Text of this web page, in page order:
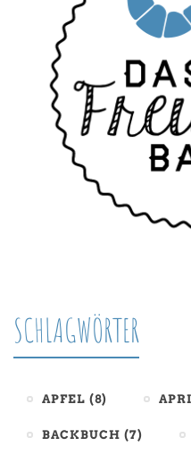
SCHLAGWÖRTER
APFEL (8)
BACKBUCH (7)